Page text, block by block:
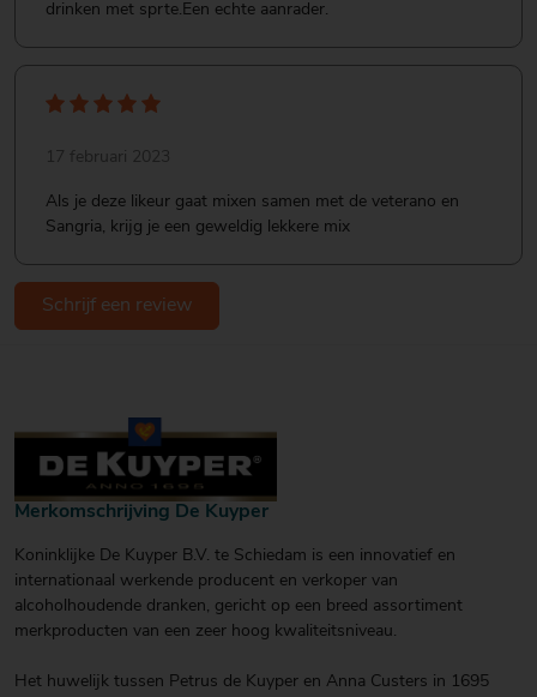
drinken met sprte.Een echte aanrader.
17 februari 2023
Als je deze likeur gaat mixen samen met de veterano en
Sangria, krijg je een geweldig lekkere mix
Schrijf een review
Merkomschrijving De Kuyper
Koninklijke De Kuyper B.V. te Schiedam is een innovatief en
internationaal werkende producent en verkoper van
alcoholhoudende dranken, gericht op een breed assortiment
merkproducten van een zeer hoog kwaliteitsniveau.
Het huwelijk tussen Petrus de Kuyper en Anna Custers in 1695